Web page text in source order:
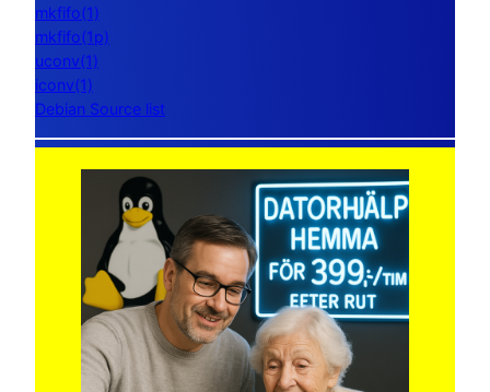
mkfifo(1)
mkfifo(1p)
uconv(1)
iconv(1)
Debian Source list